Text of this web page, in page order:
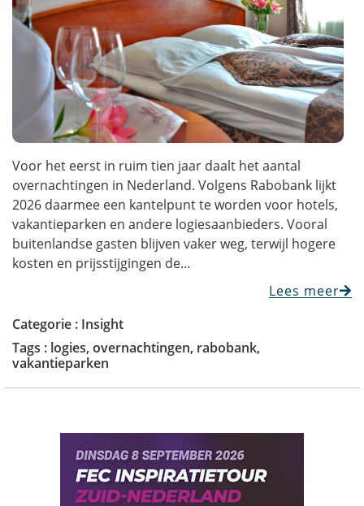
Voor het eerst in ruim tien jaar daalt het aantal
overnachtingen in Nederland. Volgens Rabobank lijkt
2026 daarmee een kantelpunt te worden voor hotels,
vakantieparken en andere logiesaanbieders. Vooral
buitenlandse gasten blijven vaker weg, terwijl hogere
kosten en prijsstijgingen de...
Lees meer
Categorie : Insight
Tags : logies, overnachtingen, rabobank,
vakantieparken